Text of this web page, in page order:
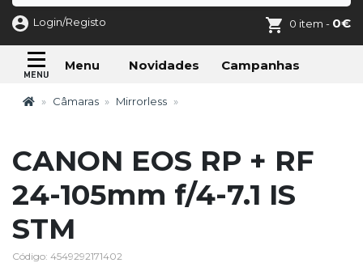
Login/Registo 0 item - 0€
Menu Novidades Campanhas
Câmaras Mirrorless
CANON EOS RP + RF
24-105mm f/4-7.1 IS
STM
Código: 4549292171402